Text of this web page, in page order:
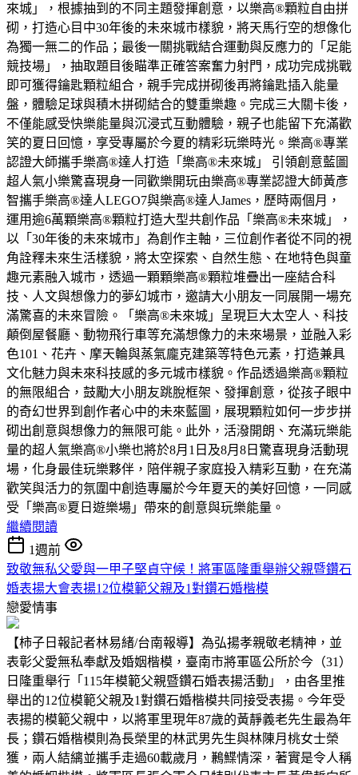
來城」，根據抽到的不同主題發揮創意，以樂高®顆粒自由拼
砌，打造心目中30年後的未來城市樣貌，將天馬行空的想像化
為獨一無二的作品；最後一關挑戰結合運動與反應力的「足能
競技場」，抽取題目後瞄準正確答案奮力射門，成功完成挑戰
即可獲得鑰匙顆粒組合，親手完成拼砌後再將鑰匙插入能量
盤，體驗足球與積木拼砌結合的雙重樂趣。完成三大關卡後，
不僅能感受快樂能量與沉浸式互動體驗，親子也能留下充滿歡
笑的夏日回憶，享受專屬於今夏的精彩玩樂時光。樂高®專業
認證大師攜手樂高®達人打造「樂高®未來城」 引領創意藍圖
超人氣小樂驚喜現身一同歡樂開玩由樂高®專業認證大師黃彥
智攜手樂高®達人LEGO7與樂高®達人James，歷時兩個月，
運用逾6萬顆樂高®顆粒打造大型共創作品「樂高®未來城」，
以「30年後的未來城市」為創作主軸，三位創作者從不同的視
角詮釋未來生活樣貌，將太空探索、自然生態、在地特色與童
趣元素融入城市，透過一顆顆樂高®顆粒堆疊出一座結合科
技、人文與想像力的夢幻城市，邀請大小朋友一同展開一場充
滿驚喜的未來冒險。「樂高®未來城」呈現巨大太空人、科技
顛倒屋餐廳、動物飛行車等充滿想像力的未來場景，並融入彩
色101、花卉、摩天輪與蒸氣龐克建築等特色元素，打造兼具
文化魅力與未來科技感的多元城市樣貌。作品透過樂高®顆粒
的無限組合，鼓勵大小朋友跳脫框架、發揮創意，從孩子眼中
的奇幻世界到創作者心中的未來藍圖，展現顆粒如何一步步拼
砌出創意與想像力的無限可能。此外，活潑開朗、充滿玩樂能
量的超人氣樂高®小樂也將於8月1日及8月8日驚喜現身活動現
場，化身最佳玩樂夥伴，陪伴親子家庭投入精彩互動，在充滿
歡笑與活力的氛圍中創造專屬於今年夏天的美好回憶，一同感
受「樂高®夏日遊樂場」帶來的創意與玩樂能量。
繼續閱讀
1週前
致敬無私父愛與一甲子堅貞守候！將軍區隆重舉辦父親暨鑽石
婚表揚大會表揚12位模範父親及1對鑽石婚楷模
戀愛情事
【柿子日報記者林易緒/台南報導】為弘揚孝親敬老精神，並
表彰父愛無私奉獻及婚姻楷模，臺南市將軍區公所於今（31）
日隆重舉行「115年模範父親暨鑽石婚表揚活動」，由各里推
舉出的12位模範父親及1對鑽石婚楷模共同接受表揚。今年受
表揚的模範父親中，以將軍里現年87歲的黃靜義老先生最為年
長；鑽石婚楷模則為長榮里的林武男先生與林陳月桃女士榮
獲，兩人結縭並攜手走過60載歲月，鶼鰈情深，著實是令人稱